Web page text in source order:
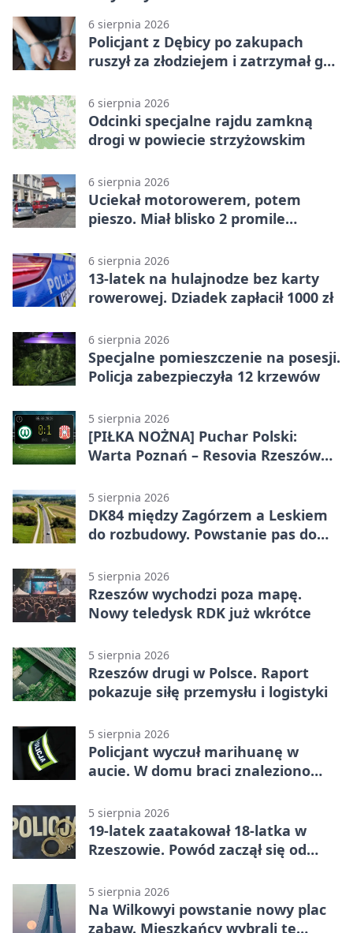
6 sierpnia 2026
Policjant z Dębicy po zakupach
ruszył za złodziejem i zatrzymał go
6 sierpnia 2026
Odcinki specjalne rajdu zamkną
drogi w powiecie strzyżowskim
6 sierpnia 2026
Uciekał motorowerem, potem
pieszo. Miał blisko 2 promile
6 sierpnia 2026
13-latek na hulajnodze bez karty
rowerowej. Dziadek zapłacił 1000 zł
6 sierpnia 2026
Specjalne pomieszczenie na posesji.
Policja zabezpieczyła 12 krzewów
5 sierpnia 2026
[PIŁKA NOŻNA] Puchar Polski:
Warta Poznań – Resovia Rzeszów
pierwszoligowca
5 sierpnia 2026
DK84 między Zagórzem a Leskiem
do rozbudowy. Powstanie pas do
5 sierpnia 2026
Rzeszów wychodzi poza mapę.
Nowy teledysk RDK już wkrótce
5 sierpnia 2026
Rzeszów drugi w Polsce. Raport
pokazuje siłę przemysłu i logistyki
5 sierpnia 2026
Policjant wyczuł marihuanę w
aucie. W domu braci znaleziono
5 sierpnia 2026
19-latek zaatakował 18-latka w
Rzeszowie. Powód zaczął się od
5 sierpnia 2026
Na Wilkowyi powstanie nowy plac
zabaw. Mieszkańcy wybrali tę